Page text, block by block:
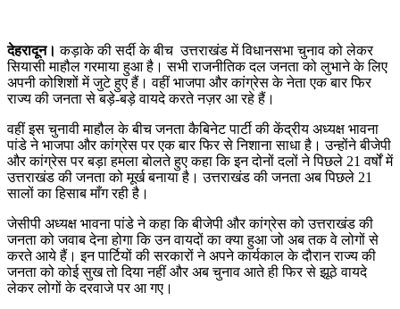
देहरादून। कड़ाके की सर्दी के बीच उत्तराखंड में विधानसभा चुनाव को लेकर
सियासी माहौल गरमाया हुआ है। सभी राजनीतिक दल जनता को लुभाने के लिए
अपनी कोशिशों में जुटे हुए हैं। वहीं भाजपा और कांग्रेस के नेता एक बार फिर
राज्य की जनता से बड़े-बड़े वायदे करते नज़र आ रहे हैं।
वहीं इस चुनावी माहौल के बीच जनता कैबिनेट पार्टी की केंद्रीय अध्यक्ष भावना
पांडे ने भाजपा और कांग्रेस पर एक बार फिर से निशाना साधा है। उन्होंने बीजेपी
और कांग्रेस पर बड़ा हमला बोलते हुए कहा कि इन दोनों दलों ने पिछले 21 वर्षों में
उत्तराखंड की जनता को मूर्ख बनाया है। उत्तराखंड की जनता अब पिछले 21
सालों का हिसाब माँग रही है।
जेसीपी अध्यक्ष भावना पांडे ने कहा कि बीजेपी और कांग्रेस को उत्तराखंड की
जनता को जवाब देना होगा कि उन वायदों का क्या हुआ जो अब तक वे लोगों से
करते आये हैं। इन पार्टियों की सरकारों ने अपने कार्यकाल के दौरान राज्य की
जनता को कोई सुख तो दिया नहीं और अब चुनाव आते ही फिर से झूठे वायदे
लेकर लोगों के दरवाजे पर आ गए।